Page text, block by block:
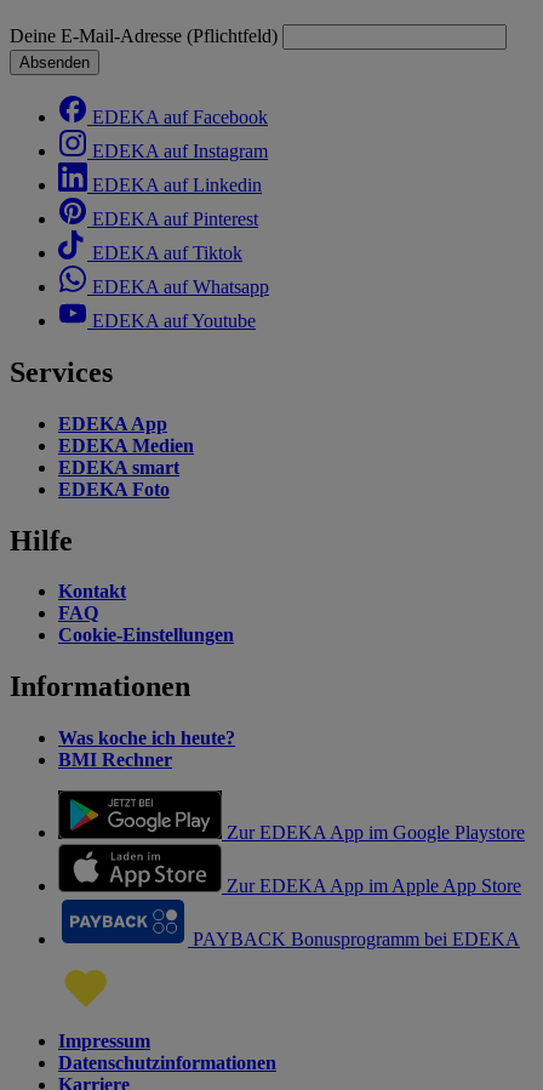
Deine E-Mail-Adresse (Pflichtfeld)
Absenden
EDEKA auf Facebook
EDEKA auf Instagram
EDEKA auf Linkedin
EDEKA auf Pinterest
EDEKA auf Tiktok
EDEKA auf Whatsapp
EDEKA auf Youtube
Services
EDEKA App
EDEKA Medien
EDEKA smart
EDEKA Foto
Hilfe
Kontakt
FAQ
Cookie-Einstellungen
Informationen
Was koche ich heute?
BMI Rechner
Zur EDEKA App im Google Playstore
Zur EDEKA App im Apple App Store
PAYBACK Bonusprogramm bei EDEKA
Impressum
Datenschutzinformationen
Karriere